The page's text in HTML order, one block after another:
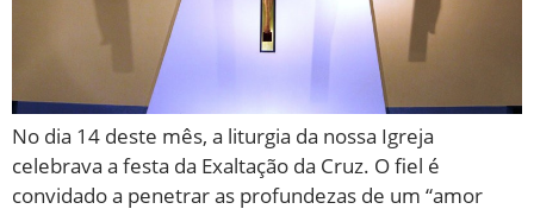
No dia 14 deste mês, a liturgia da nossa Igreja
celebrava a festa da Exaltação da Cruz. O fiel é
convidado a penetrar as profundezas de um “amor